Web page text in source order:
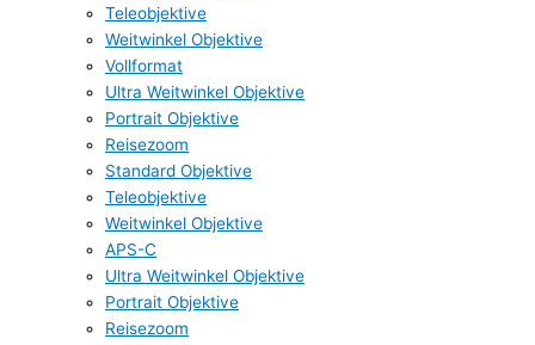
Teleobjektive
Weitwinkel Objektive
Vollformat
Ultra Weitwinkel Objektive
Portrait Objektive
Reisezoom
Standard Objektive
Teleobjektive
Weitwinkel Objektive
APS-C
Ultra Weitwinkel Objektive
Portrait Objektive
Reisezoom